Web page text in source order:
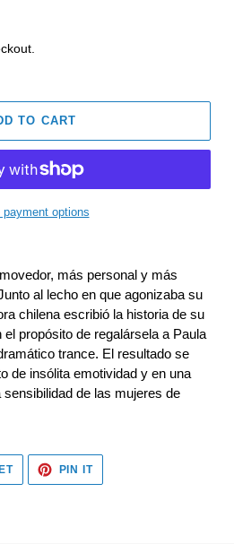
TO CART
payment options
más personal y más
al lecho en que agonizaba su
chilena escribió la historia de su
propósito de regalársela a Paula
trance. El resultado se
de insólita emotividad y en una
de las mujeres de
TWEET
TWITTER
PIN ITPIN
PINTEREST